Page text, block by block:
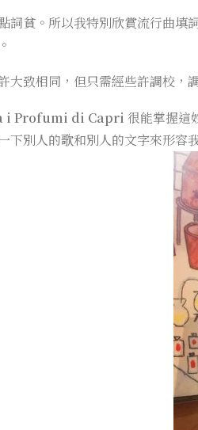
詞貧。所以我特別欣賞流行曲
大致相同，但只需經些許調校，
i Profumi di Capri 很能掌握這
下別人的歌和別人的文字來形容